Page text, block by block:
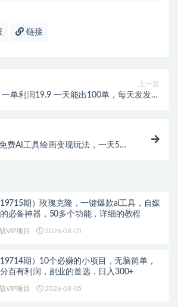
链接
上一篇
一单利润19.9 一天能出100单，每天发发图
费AI工具绘画变现玩法，一天5分
19715期）玫瑰克隆，一键爆款ai工具，自媒
必备神器，50多个功能，详细的教程
VIP项目 2026-08-05
19714期）10个必赚的小项目，无脑简单，
百有利润，副业的首选，日入300+
VIP项目 2026-08-05